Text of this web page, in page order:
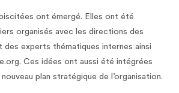
ont émergé. Elles ont été
organisés avec les directions des
des experts thématiques internes ainsi
Ces idées ont aussi été intégrées
plan stratégique de l’organisation.